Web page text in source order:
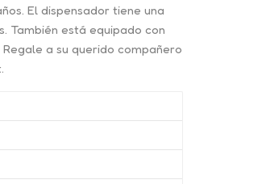
El dispensador tiene una
También está equipado con
a su querido compañero